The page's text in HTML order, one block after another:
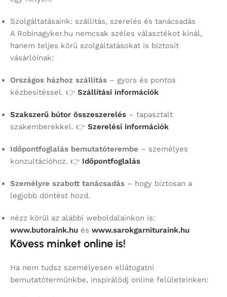
Szolgáltatásaink: szállítás, szerelés és tanácsadás
A Robinagyker.hu nemcsak széles választékot kínál,
hanem teljes körű szolgáltatásokat is biztosít
vásárlóinak:
Országos házhoz szállítás – gyors és pontos
kézbesítéssel. 👉 Szállítási információk
Szakszerű bútor összeszerelés – tapasztalt
szakemberekkel. 👉 Szerelési információk
Időpontfoglalás bemutatóterembe – személyes
konzultációhoz. 👉 Időpontfoglalás
Személyre szabott tanácsadás – hogy biztosan a
legjobb döntést hozd.
nézz körül az alábbi weboldalainkon is:
www.butoraink.hu és www.sarokgarnituraink.hu
Kövess minket online is!
Ha nem tudsz személyesen ellátogatni
bemutatótermünkbe, inspirálódj online felületeinken: